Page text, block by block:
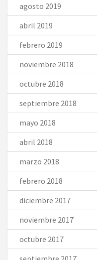
agosto 2019
abril 2019
febrero 2019
noviembre 2018
octubre 2018
septiembre 2018
mayo 2018
abril 2018
marzo 2018
febrero 2018
diciembre 2017
noviembre 2017
octubre 2017